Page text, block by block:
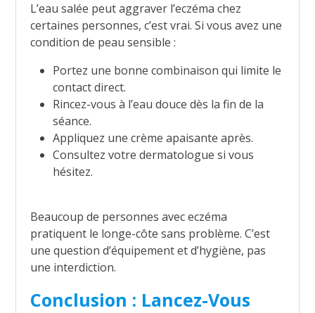
L’eau salée peut aggraver l’eczéma chez
certaines personnes, c’est vrai. Si vous avez une
condition de peau sensible :
Portez une bonne combinaison qui limite le
contact direct.
Rincez-vous à l’eau douce dès la fin de la
séance.
Appliquez une crème apaisante après.
Consultez votre dermatologue si vous
hésitez.
Beaucoup de personnes avec eczéma
pratiquent le longe-côte sans problème. C’est
une question d’équipement et d’hygiène, pas
une interdiction.
Conclusion : Lancez-Vous